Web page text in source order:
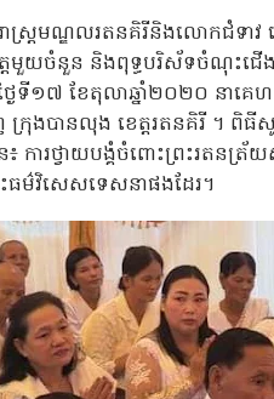
ាស្រ្តមណ្ឌលរតនគិរីនិងលោកជំទ
តមួយចំនួន និងពុទ្ធបរិស័ទចំណុះជើង
ៃទី១៧ ខែតុលាឆ្នាំ២០២០ នាគ
ក្រុងបានលុង ខេត្តរតនគិរី ។ ពិ
ការថ្វាយបង្គំចំពោះព្រះរតនត្
ះធម៌វិសេសទេសនាផងដែរ។